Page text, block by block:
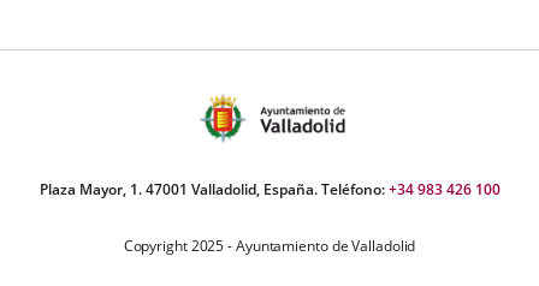
Plaza Mayor, 1. 47001 Valladolid, España. Teléfono:+34 983 426 100
Copyright 2025 - Ayuntamiento de Valladolid